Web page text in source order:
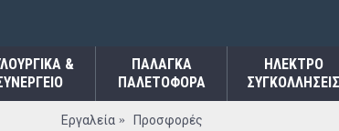
&
ΠΑΛΆΓΚΑ
ΠΑΛΕΤΟΦΌΡΑ
ΗΛΕΚΤΡΟ
ΣΥΓΚΟΛΛΉΣΕΙΣ
Εργαλεία Προσφορές